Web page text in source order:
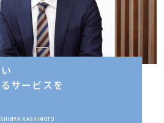
サービスを
SHINYA KASHIMOTO